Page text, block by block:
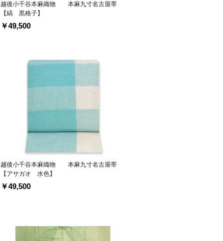
越後小千谷本麻織物 本麻九寸名古屋帯
【縞 黒格子】
￥49,500
越後小千谷本麻織物 本麻九寸名古屋帯
【アサガオ 水色】
￥49,500